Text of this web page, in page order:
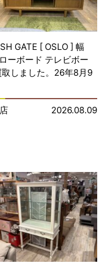
GATE [ OSLO ] 幅
ーボード テレビボー
取しました。26年8月9
2026.08.09